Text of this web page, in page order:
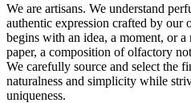
We are artisans. We understand
authentic expression crafted by our
begins with an idea, a moment, or a
paper, a composition of olfactory
We carefully source and select the
naturalness and simplicity while
uniqueness.